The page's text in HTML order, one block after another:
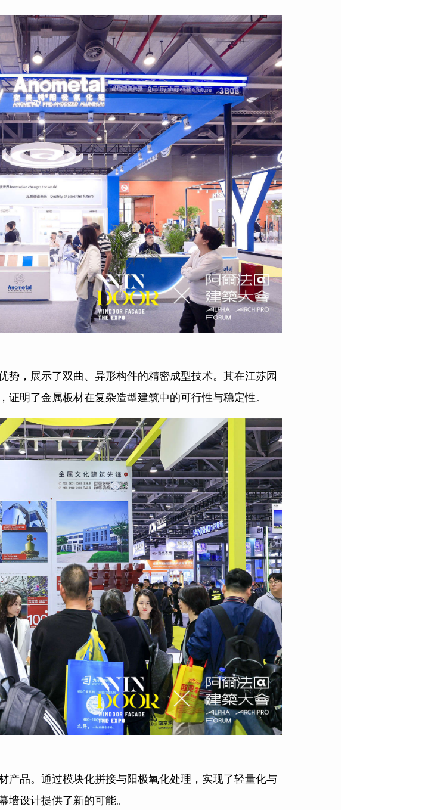
势，展示了双曲、异形构件的精密成型技术。其在江苏园
明了金属板材在复杂造型建筑中的可行性与稳定性。
产品。通过模块化拼接与阳极氧化处理，实现了轻量化与
墙设计提供了新的可能。